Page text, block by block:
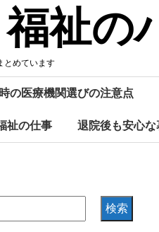
福祉の
とめています
の医療機関選びの注意点
祉の仕事 退院後も安心